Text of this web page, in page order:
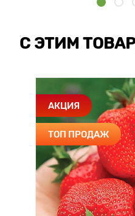
С ЭТИМ
АКЦИЯ
ТОП ПРОДАЖ